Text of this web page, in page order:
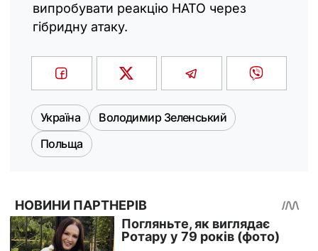
випробувати реакцію НАТО через
гібридну атаку.
Україна
Володимир Зеленський
Польща